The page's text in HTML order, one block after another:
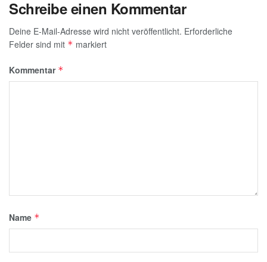
Schreibe einen Kommentar
Deine E-Mail-Adresse wird nicht veröffentlicht. Erforderliche
Felder sind mit * markiert
Kommentar *
Name *